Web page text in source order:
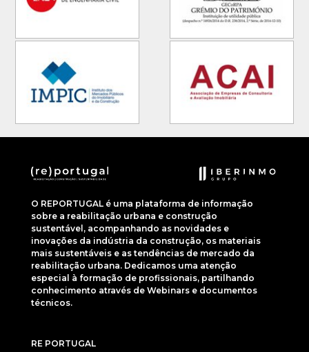
O REPORTUGAL é uma plataforma de informação
sobre a reabilitação urbana e construção
sustentável, acompanhando as novidades e
inovações da indústria da construção, os materiais
mais sustentáveis e as tendências de mercado da
reabilitação urbana. Dedicamos uma atenção
especial à formação de profissionais, partilhando
conhecimento através de Webinars e documentos
técnicos.
RE PORTUGAL